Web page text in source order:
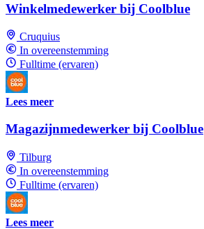
Winkelmedewerker bij Coolblue
Cruquius
In overeenstemming
Fulltime (ervaren)
Lees meer
Magazijnmedewerker bij Coolblue
Tilburg
In overeenstemming
Fulltime (ervaren)
Lees meer